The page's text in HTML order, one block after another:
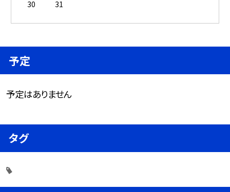
30
31
予定
予定はありません
タグ